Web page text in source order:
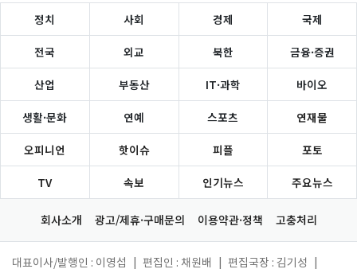
정치 사회 경제 국제
전국 외교 북한 금융·증권
산업 부동산 IT·과학 바이오
생활·문화 연예 스포츠 연재물
오피니언 핫이슈 피플 포토
TV 속보 인기뉴스 주요뉴스
회사소개 광고/제휴·구매문의 이용약관·정책 고충처리
대표이사/발행인 : 이영섭 편집인 : 채원배 편집국장 : 김기성